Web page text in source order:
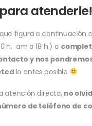
atenderle!
figura a continuación
h. am a 18 h.) o
y nos
lo antes posible
atención directa, no
de teléfono de